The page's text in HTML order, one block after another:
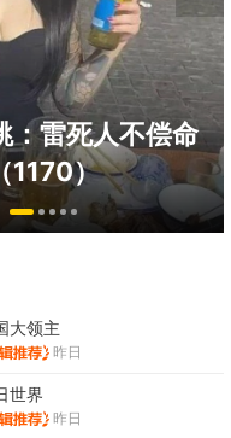
国游泳装皮涩度
熟女上演蒙眼
大领主
昨日
世界
昨日